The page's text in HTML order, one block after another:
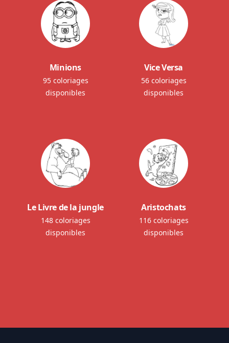
Minions
95 coloriages
disponibles
Vice Versa
56 coloriages
disponibles
Le Livre de la jungle
148 coloriages
disponibles
Aristochats
116 coloriages
disponibles